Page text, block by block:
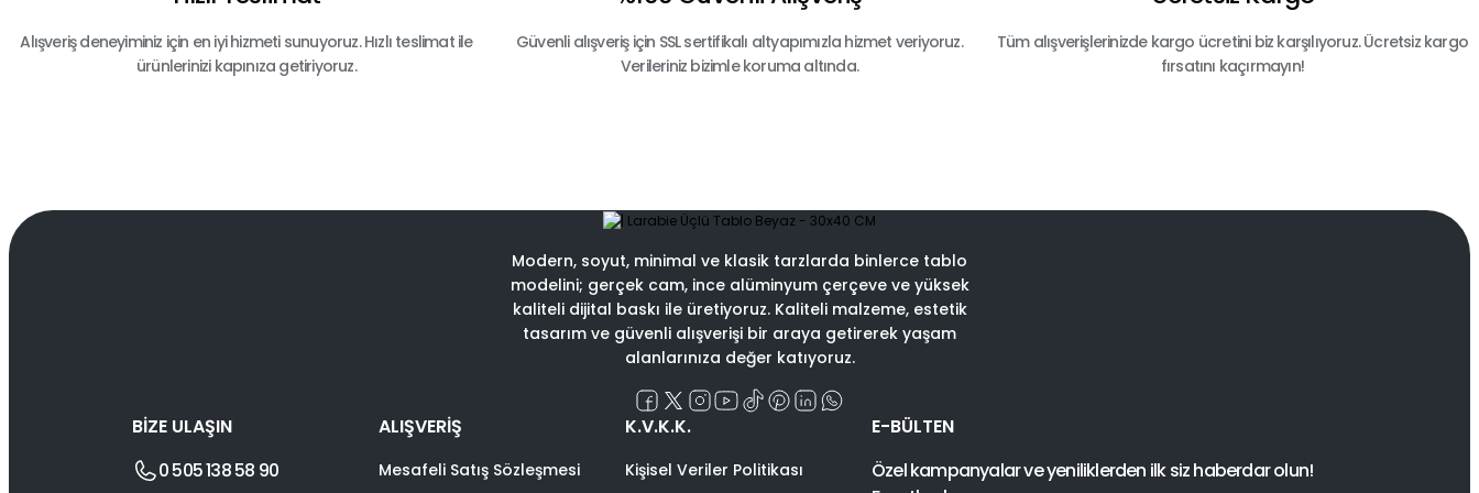
Alışveriş deneyiminiz için en iyi hizmeti sunuyoruz. Hızlı teslimat ile
ürünlerinizi kapınıza getiriyoruz.
Güvenli alışveriş için SSL sertifikalı altyapımızla hizmet veriyoruz.
Verileriniz bizimle koruma altında.
Tüm alışverişlerinizde kargo ücretini biz karşılıyoruz. Ücretsiz kargo
fırsatını kaçırmayın!
Modern, soyut, minimal ve klasik tarzlarda binlerce tablo
modelini; gerçek cam, ince alüminyum çerçeve ve yüksek
kaliteli dijital baskı ile üretiyoruz. Kaliteli malzeme, estetik
tasarım ve güvenli alışverişi bir araya getirerek yaşam
alanlarınıza değer katıyoruz.
BİZE ULAŞIN
0 505 138 58 90
ALIŞVERİŞ
Mesafeli Satış Sözleşmesi
K.V.K.K.
Kişisel Veriler Politikası
E-BÜLTEN
Özel kampanyalar ve yeniliklerden ilk siz haberdar olun!